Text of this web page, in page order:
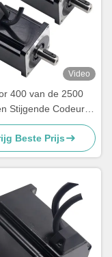
Video
400 van de 2500
Stijgende Codeur
gelijkstroom
voor
Pomp
Beste Prijs